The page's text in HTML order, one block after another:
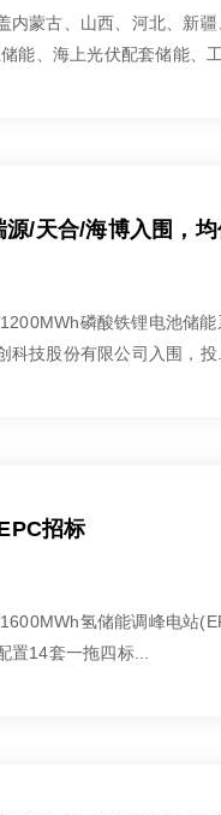
蒙古、山西、河北、新疆
能、海上光伏配套储能、工
/天合/海博入围，
磷酸铁锂电池储
技股份有限公司入围，投
招标
氢储能调峰电站
14套一拖四标...